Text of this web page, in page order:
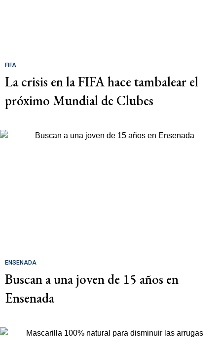
FIFA
La crisis en la FIFA hace tambalear el
próximo Mundial de Clubes
ENSENADA
Buscan a una joven de 15 años en
Ensenada